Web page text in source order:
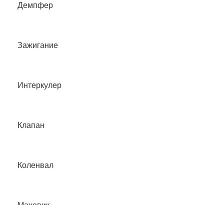
Демпфер
Зажигание
Интеркулер
Клапан
Коленвал